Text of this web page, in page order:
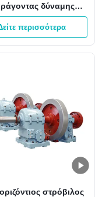
δύναμης
2000kw 0,8
ενέργειας
περισσότερα
στρόβιλος